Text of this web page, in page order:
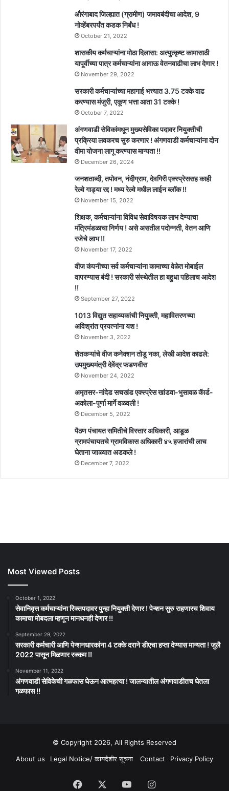
औरंगाबाद जिल्ह्यात (ग्रामीण) जमावबंदीचा आदेश, 9
नोव्हेंबरपर्यंत कडक निर्बंध !
October 21, 2022
शासकीय कर्मचाऱ्यांना मोठा दिलासा: अत्युत्कृष्ट कामासाठी
यापूर्वीच्या पात्र कर्मचाऱ्यांना आगाऊ वेतनवाढीचा लाभ देणार !
November 29, 2022
सरकारी कर्मचाऱ्यांच्या महागाई भत्त्यात 3.75 टक्के वाढ
करण्यास मंजुरी, एकूण भत्ता आता 31 टक्के !
October 7, 2022
अंगणवाडी सेविकांमधून मुख्यसेविका पदावर नियुक्तीची
प्रक्रिया लवकरच सुरु करणार ! अंगणवाडी कर्मचाऱ्यांना दोन
वीमा योजना लागू करण्यास मान्यता !!
December 26, 2024
जनशताब्दी, तपोवन, नंदीग्राम, देवगिरी एक्स्प्रेससह काही
रेल्वे गाड्या रद्द ! मध्य रेल्वे मधील लाईन ब्लॉक !!
November 15, 2022
शिक्षक, कर्मचाऱ्यांना विविध सेवाविषयक लाभ देण्याचा
मंत्रिमंडळाचा निर्णय ! असे असतील पदोन्नती, वेतन आणि
रजेचे लाभ !!
November 17, 2022
वीज कंपनीच्या सर्व कर्मचाऱ्यांना कामाच्या वेळेत मोबाईल
वापरण्यास बंदी ! सरकारी संस्थेतील हा बहुधा पहिलाच आदेश
!!
September 27, 2022
1013 विद्युत सहाय्यकांची नियुक्ती, महावितरणच्या
अविश्रांत प्रयत्नांना यश !
November 3, 2022
शेतकऱ्यांचे वीज कनेक्शन तोडू नका, लेखी आदेश काढले:
उपमुख्यमंत्री देवेंद्र फडणवीस
November 24, 2022
अमृतसर-नांदेड सचखंड एक्स्प्रेस खांडवा-भुसावळ कॅार्ड-
अकोला-पूर्णा मार्गे वळवली !
December 5, 2022
पैठण पंचायत समितीचे विस्तार अधिकारी, आडूळ
ग्रामपंचायतचे ग्रामविकास अधिकारी ४५ हजारांची लाच
घेताना जाळ्यात अडकले !
December 7, 2022
Most Viewed Posts
October 1, 2022
सेवानिवृत्त कर्मचाऱ्यांना रिक्तपदावर पुन्हा नियुक्ती देणार ! पेन्शन सुरु राहणारच शिवाय
कामाचा मोबदला म्हणून मानधनही देणार !!
September 29, 2022
सरकारी कर्मचारी आणि पेन्शनधारकांना 4 टक्के दराने डीएचा हप्ता देण्यास मान्यता ! जुलै
2022 पासून मिळणार रक्कम !!
November 11, 2022
अंगणवाडी सेविकेची गळफास घेऊन आत्महत्या ! जालन्यातील अंगणवाडीतच घेतला
गळफास !!
© Copyright 2026, All Rights Reserved
About us
Legal Notice/ कायदेशीर सूचना Contact Privacy Policy
Facebook YouTubeInstagram